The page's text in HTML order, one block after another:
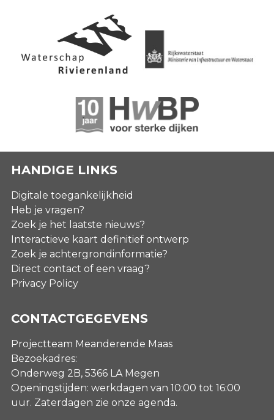
HANDIGE LINKS
Digitale toegankelijkheid
Heb je vragen?
Zoek je het laatste nieuws?
Interactieve kaart definitief ontwerp
Zoek je achtergrondinformatie?
Direct contact of een vraag?
Privacy Policy
CONTACTGEGEVENS
Projectteam Meanderende Maas
Bezoekadres:
Onderweg 2B, 5366 LA Megen
Openingstijden: werkdagen van 10:00 tot 16:00
uur. Zaterdagen zie onze agenda.